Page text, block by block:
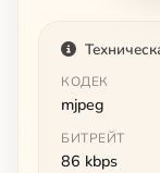
КОДЕК
mjpeg
БИТРЕЙТ
86 kbps